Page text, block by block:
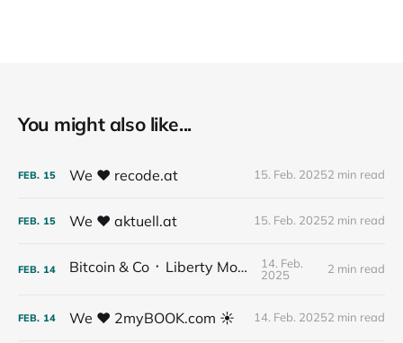
You might also like...
FEB. 15 We ❤️ recode.at 15. Feb. 20252 min read
FEB. 15 We ❤️ aktuell.at 15. Feb. 20252 min read
FEB. 14 Bitcoin & Co ᛫ Liberty Money
14. Feb.
2025
2 min read
FEB. 14 We ❤️ 2myBOOK.com ☀️ 14. Feb. 20252 min read